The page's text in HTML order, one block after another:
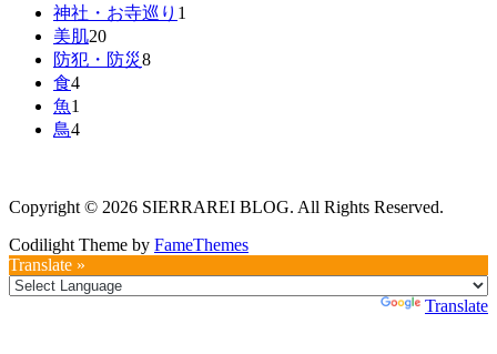
神社・お寺巡り 1
美肌20
防犯・防災8
食4
魚1
鳥4
Copyright © 2026 SIERRAREI BLOG. All Rights Reserved.
Codilight Theme by FameThemes
Translate »
Translate